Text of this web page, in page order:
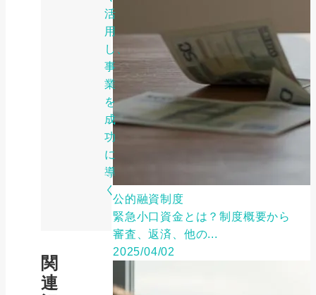
活
用
し、
事
業
を
成
功
に
導
く
関
連
公的融資制度
緊急小口資金とは？制度概要から
審査、返済、他の...
2025/04/02